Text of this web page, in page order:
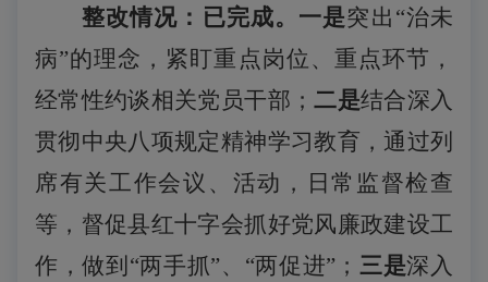
整改情况：已完成。一是突出 “治未
病”的理念，紧盯重点岗位、重点环节，
经常性约谈相关党员干部； 二是结合深入
贯彻中央八项规定精神学习教育，通过列
席有关工作会议、活动，日常监督检查
等，督促县红十字会抓好党风廉政建设工
作，做到 “两手抓”、“两促进”； 三是深入